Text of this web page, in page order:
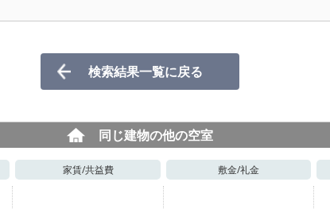
検索結果一覧に戻る
同じ建物の他の空室
家賃/共益費 敷金/礼金